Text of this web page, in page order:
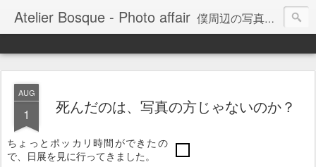
Atelier Bosque - Photo affair 僕周辺の写真にまつわる話題、写真を通して感じるコトをまとめてみようかと。。。
AUG
1 死んだのは、写真の方じゃないのか？
ちょっとポッカリ時間ができたの
で、日展を見に行ってきました。